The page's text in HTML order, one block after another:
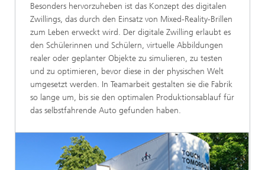
Besonders hervorzuheben ist das Konzept des digitalen
Zwillings, das durch den Einsatz von Mixed-Reality-Brillen
zum Leben erweckt wird. Der digitale Zwilling erlaubt es
den Schülerinnen und Schülern, virtuelle Abbildungen
realer oder geplanter Objekte zu simulieren, zu testen
und zu optimieren, bevor diese in der physischen Welt
umgesetzt werden. In Teamarbeit gestalten sie die Fabrik
so lange um, bis sie den optimalen Produktionsablauf für
das selbstfahrende Auto gefunden haben.